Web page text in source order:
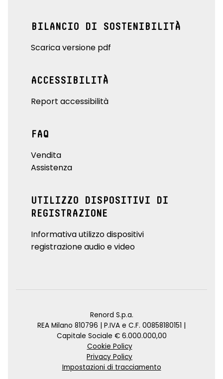
BILANCIO DI SOSTENIBILITÀ
Scarica versione pdf
ACCESSIBILITÀ
Report accessibilità
FAQ
Vendita
Assistenza
UTILIZZO DISPOSITIVI DI
REGISTRAZIONE
Informativa utilizzo dispositivi
registrazione audio e video
Renord S.p.a.
REA Milano 810796 | P.IVA e C.F. 00858180151 |
Capitale Sociale € 6.000.000,00
Cookie Policy
Privacy Policy
Impostazioni di tracciamento